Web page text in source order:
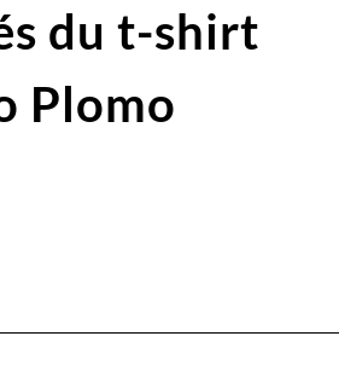
du t-shirt
Plomo